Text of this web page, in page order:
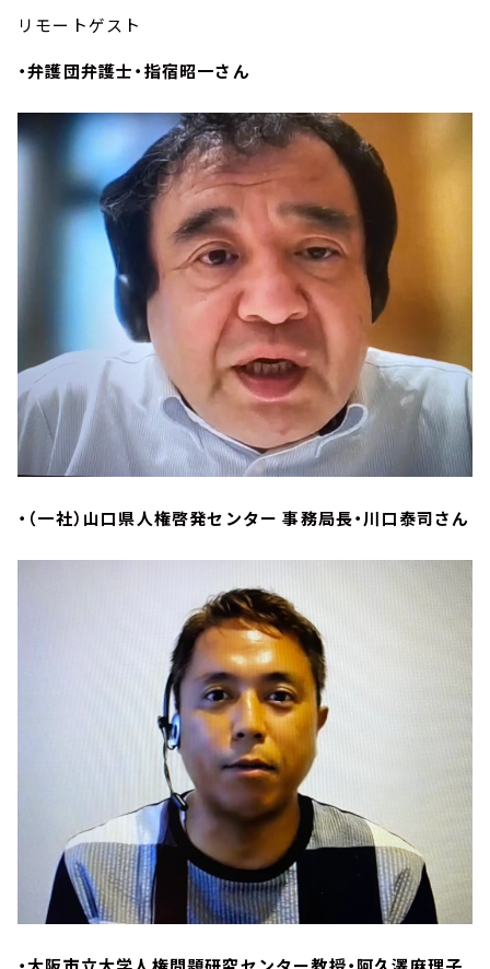
リモートゲスト
・弁護団弁護士・指宿昭一さん
・（一社）山口県人権啓発センター 事務局長・川口泰司さん